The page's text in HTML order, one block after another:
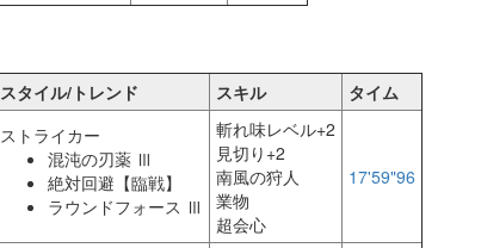
スタイル/トレンド スキル タイム
ストライカー
混沌の刃薬 Ⅲ
絶対回避【臨戦】
ラウンドフォース Ⅲ
斬れ味レベル+2
見切り+2
南風の狩人
業物
超会心
17'59"96